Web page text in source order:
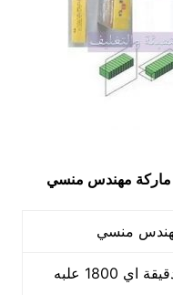
30 علبه في الدقيقة اي 1800 علبه